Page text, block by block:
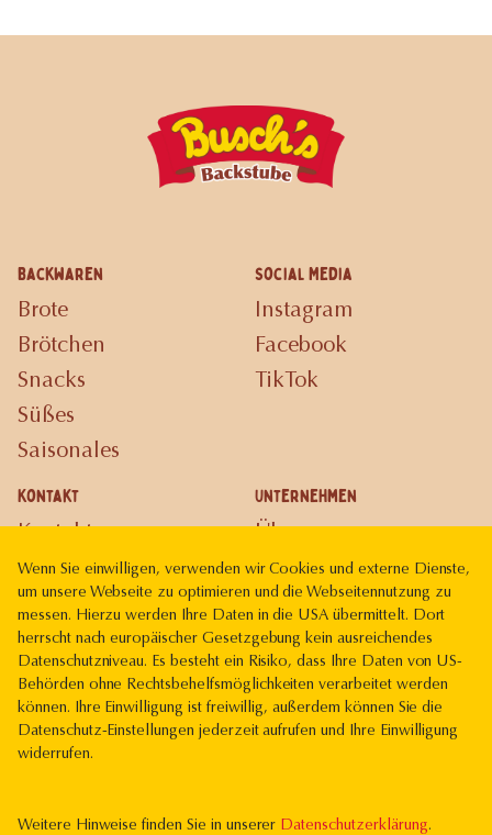
Backwaren
Brote
Brötchen
Snacks
Süßes
Saisonales
Social Media
Instagram
Facebook
TikTok
Kontakt
Kontakt
Unternehmen
Über uns
Karriere
Gutscheinkarte
Impressum
Datenschutz
Wenn Sie einwilligen, verwenden wir Cookies und externe Dienste,
um unsere Webseite zu optimieren und die Webseitennutzung zu
messen. Hierzu werden Ihre Daten in die USA übermittelt. Dort
herrscht nach europäischer Gesetzgebung kein ausreichendes
Datenschutzniveau. Es besteht ein Risiko, dass Ihre Daten von US-
Behörden ohne Rechtsbehelfsmöglichkeiten verarbeitet werden
können. Ihre Einwilligung ist freiwillig, außerdem können Sie die
Datenschutz-Einstellungen jederzeit aufrufen und Ihre Einwilligung
widerrufen.
Weitere Hinweise finden Sie in unserer Datenschutzerklärung.